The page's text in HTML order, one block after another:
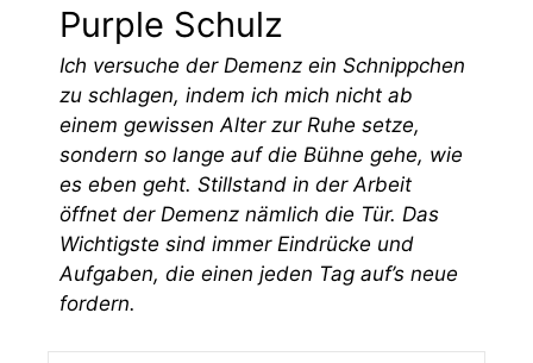
Purple Schulz
Ich versuche der Demenz ein Schnippchen
zu schlagen, indem ich mich nicht ab
einem gewissen Alter zur Ruhe setze,
sondern so lange auf die Bühne gehe, wie
es eben geht. Stillstand in der Arbeit
öffnet der Demenz nämlich die Tür. Das
Wichtigste sind immer Eindrücke und
Aufgaben, die einen jeden Tag auf’s neue
fordern.